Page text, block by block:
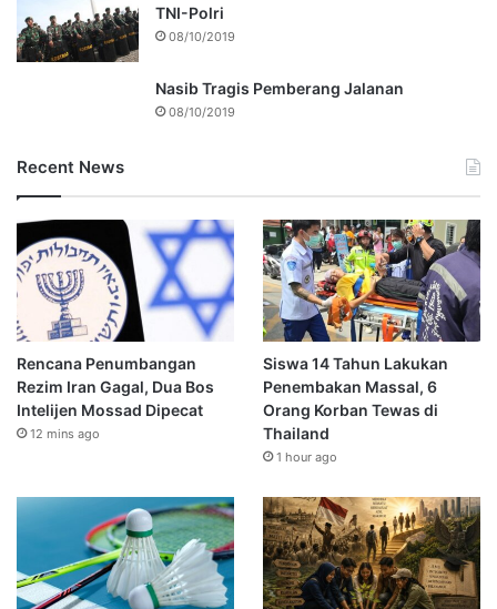
TNI-Polri
08/10/2019
Nasib Tragis Pemberang Jalanan
08/10/2019
Recent News
Rencana Penumbangan
Rezim Iran Gagal, Dua Bos
Intelijen Mossad Dipecat
12 mins ago
Siswa 14 Tahun Lakukan
Penembakan Massal, 6
Orang Korban Tewas di
Thailand
1 hour ago